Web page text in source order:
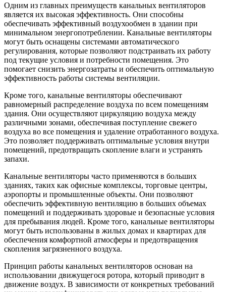
Одним из главных преимуществ канальных вентиляторов
является их высокая эффективность. Они способны
обеспечивать эффективный воздухообмен в здании при
минимальном энергопотреблении. Канальные вентиляторы
могут быть оснащены системами автоматического
регулирования, которые позволяют подстраивать их работу
под текущие условия и потребности помещения. Это
помогает снизить энергозатраты и обеспечить оптимальную
эффективность работы системы вентиляции.
Кроме того, канальные вентиляторы обеспечивают
равномерный распределение воздуха по всем помещениям
здания. Они осуществляют циркуляцию воздуха между
различными зонами, обеспечивая поступление свежего
воздуха во все помещения и удаление отработанного воздуха.
Это позволяет поддерживать оптимальные условия внутри
помещений, предотвращать скопление влаги и устранять
запахи.
Канальные вентиляторы часто применяются в больших
зданиях, таких как офисные комплексы, торговые центры,
аэропорты и промышленные объекты. Они позволяют
обеспечить эффективную вентиляцию в больших объемах
помещений и поддерживать здоровые и безопасные условия
для пребывания людей. Кроме того, канальные вентиляторы
могут быть использованы в жилых домах и квартирах для
обеспечения комфортной атмосферы и предотвращения
скопления загрязненного воздуха.
Принцип работы канальных вентиляторов основан на
использовании движущегося ротора, который приводит в
движение воздух. В зависимости от конкретных требований